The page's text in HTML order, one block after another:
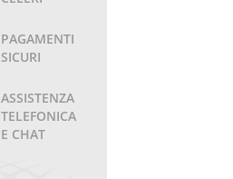
PAGAMENTI
SICURI
ASSISTENZA
TELEFONICA
E CHAT